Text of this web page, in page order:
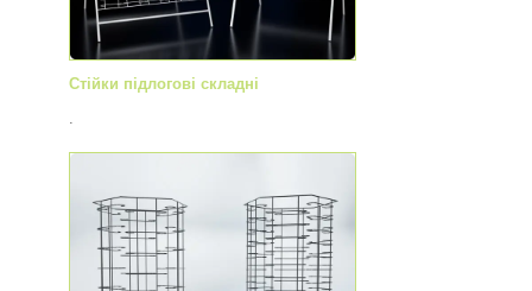
Стійки підлогові складні
.